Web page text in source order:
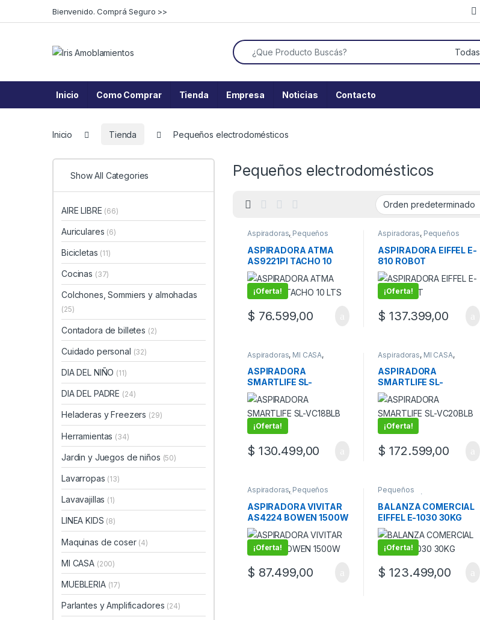
Bienvenido. Comprá Seguro >>
Search for:
Inicio Como Comprar Tienda Empresa Noticias Contacto
Inicio Tienda Pequeños electrodomésticos
Pequeños electrodomésticos
Aspiradoras, Pequeños
electrodomésticos
ASPIRADORA ATMA
AS9221PI TACHO 10
LTS
¡Oferta!
$ 76.599,00
Aspiradoras, Pequeños
electrodomésticos
ASPIRADORA EIFFEL E-
810 ROBOT
¡Oferta!
$ 137.399,00
Aspiradoras, MI CASA,
Pequeños
electrodomésticos
ASPIRADORA
SMARTLIFE SL-
VC18BLB 1800W
¡Oferta!
$ 130.499,00
Aspiradoras, MI CASA,
Pequeños
electrodomésticos
ASPIRADORA
SMARTLIFE SL-
VC20BLB 2000W
¡Oferta!
$ 172.599,00
Aspiradoras, Pequeños
electrodomésticos
ASPIRADORA VIVITAR
AS4224 BOWEN 1500W
¡Oferta!
$ 87.499,00
Pequeños
electrodomésticos
Productos Comerciales
BALANZA COMERCIAL
EIFFEL E-1030 30KG
¡Oferta!
$ 123.499,00
Show All Categories
AIRE LIBRE (66)
Auriculares (6)
Bicicletas (11)
Cocinas (37)
Colchones, Sommiers y almohadas
(25)
Contadora de billetes (2)
Cuidado personal (32)
DIA DEL NIÑO (11)
DIA DEL PADRE (24)
Heladeras y Freezers (29)
Herramientas (34)
Jardin y Juegos de niños (50)
Lavarropas (13)
Lavavajillas (1)
LINEA KIDS (8)
Maquinas de coser (4)
MI CASA (200)
MUEBLERIA (17)
Parlantes y Amplificadores (24)